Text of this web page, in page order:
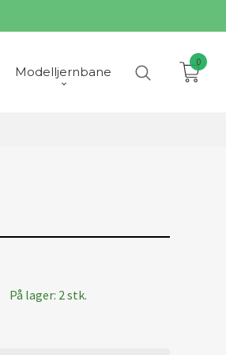
Modelljernbane
0
På lager: 2 stk.